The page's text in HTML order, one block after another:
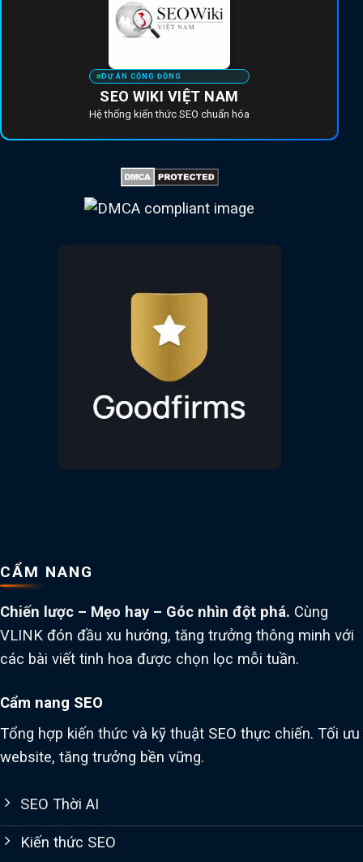
DỰ ÁN CỘNG ĐỒNG
SEO WIKI VIỆT NAM
Hệ thống kiến thức SEO chuẩn hóa
CẨM NANG
Chiến lược – Mẹo hay – Góc nhìn đột phá. Cùng
VLINK đón đầu xu hướng, tăng trưởng thông minh với
các bài viết tinh hoa được chọn lọc mỗi tuần.
Cẩm nang SEO
Tổng hợp kiến thức và kỹ thuật SEO thực chiến. Tối ưu
website, tăng trưởng bền vững.
SEO Thời AI
Kiến thức SEO